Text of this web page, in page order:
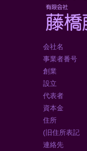
会社名
事業者番号
創業
設立
代表者
資本金
住所
(旧住所表記
連絡先